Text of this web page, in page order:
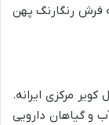
فرش رنگارنگ پهن
مرکزی ایرانه.
و گیاهان دارویی